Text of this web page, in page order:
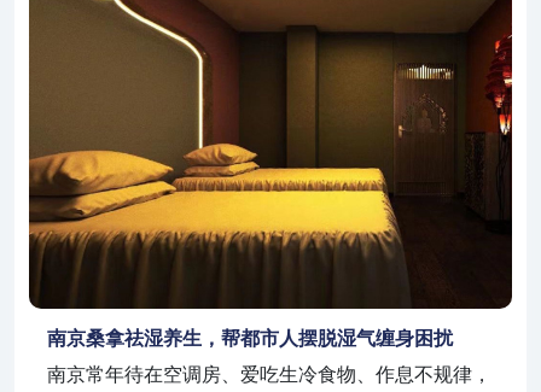
南京桑拿祛湿养生，帮都市人摆脱湿气缠身困扰
南京常年待在空调房、爱吃生冷食物、作息不规律，